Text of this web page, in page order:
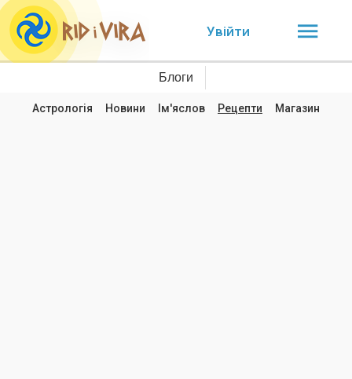
Увійти
Блоги
Астрологія Новини Ім'яслов Рецепти Магазин